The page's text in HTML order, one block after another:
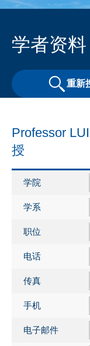
学者资料
重新
Professor
授
学院
学系
职位
电话
传真
手机
电子邮件